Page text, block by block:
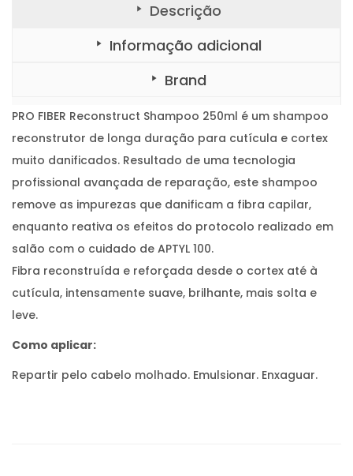
Descrição
Informação adicional
Brand
PRO FIBER Reconstruct Shampoo 250ml é um shampoo
reconstrutor de longa duração para cutícula e cortex
muito danificados. Resultado de uma tecnologia
profissional avançada de reparação, este shampoo
remove as impurezas que danificam a fibra capilar,
enquanto reativa os efeitos do protocolo realizado em
salão com o cuidado de APTYL 100.
Fibra reconstruída e reforçada desde o cortex até à
cutícula, intensamente suave, brilhante, mais solta e
leve.
Como aplicar:
Repartir pelo cabelo molhado. Emulsionar. Enxaguar.